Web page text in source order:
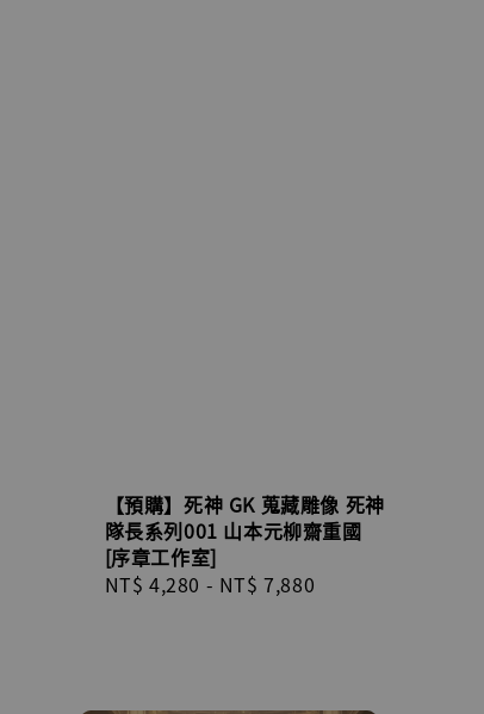
【預購】死神 GK 蒐藏雕像 死神
隊長系列001 山本元柳齋重國
[序章工作室]
Regular
NT$ 4,280 - NT$ 7,880